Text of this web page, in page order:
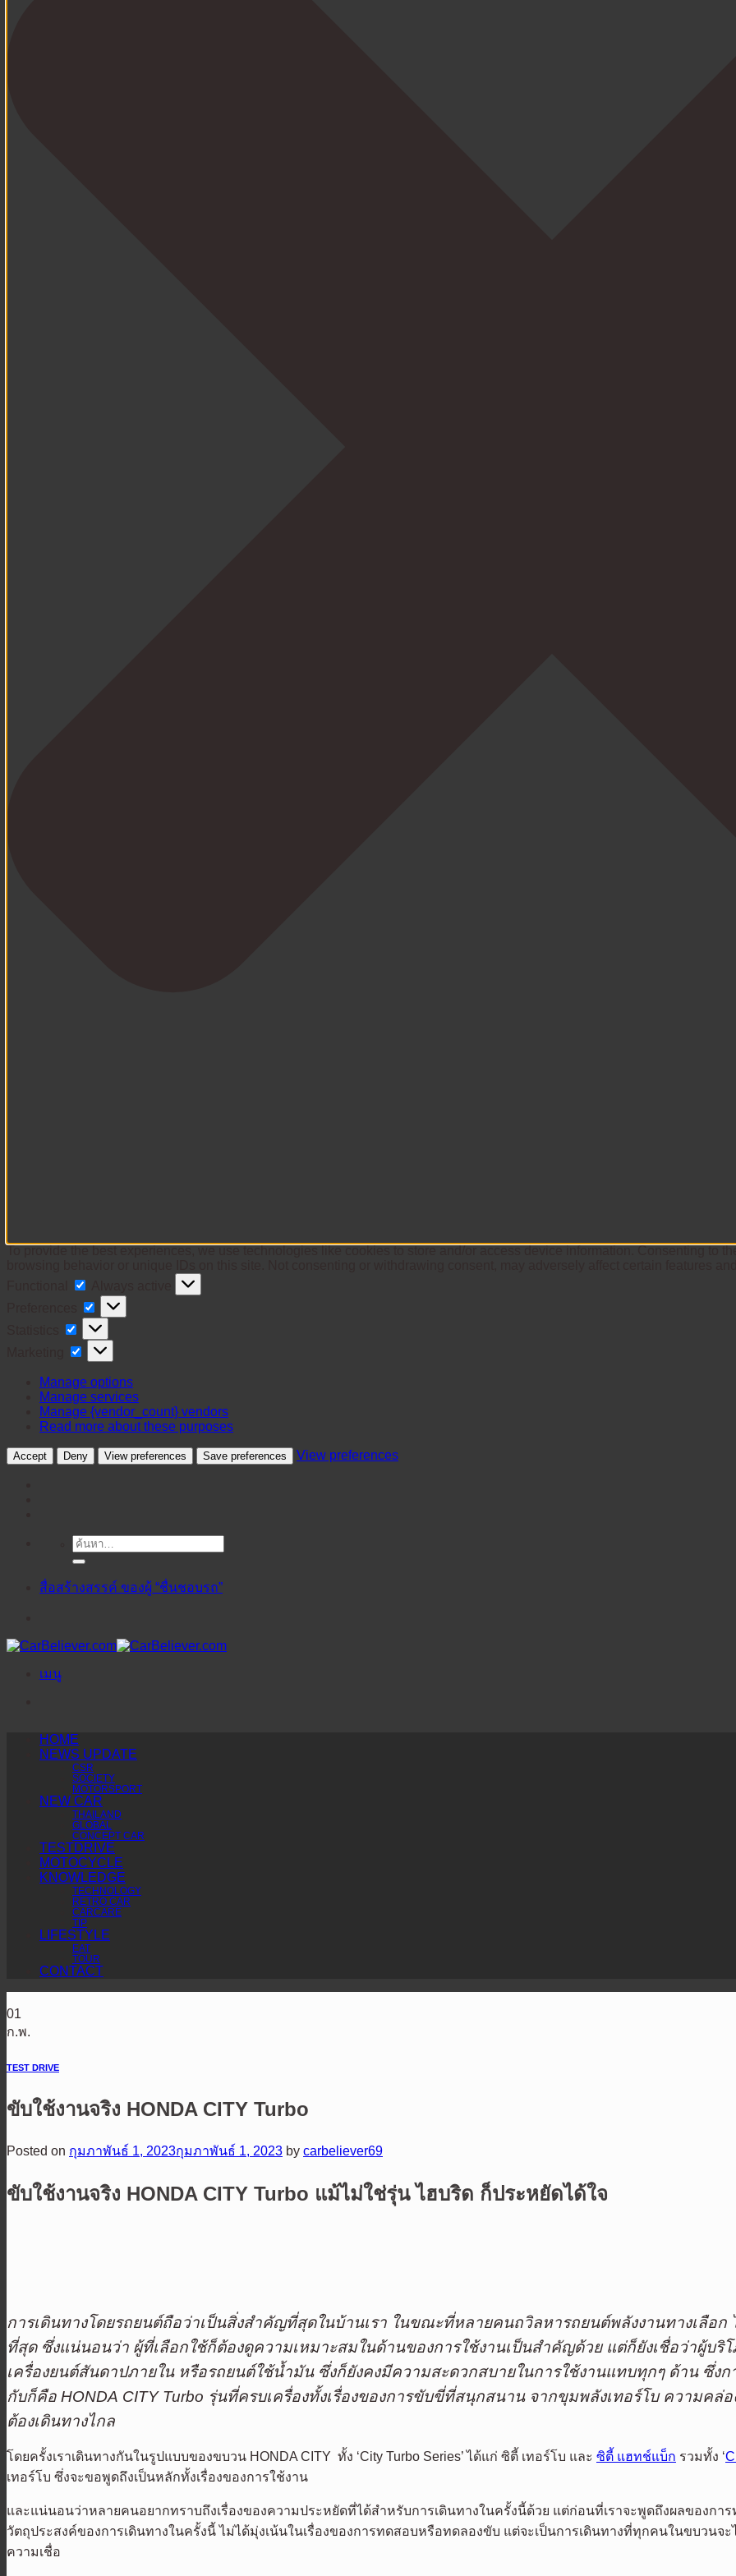
Preferences
Statistics
Marketing
Manage options
Manage services
Manage {vendor_count} vendors
Read more about these purposes
Accept Deny View preferences Save preferences View preferences
ค้นหา:
สื่อสร้างสรรค์ ของผู้ “ชื่นชอบรถ”
เมนู
HOME
NEWS UPDATE
CSR
SOCIETY
MOTORSPORT
NEW CAR
THAILAND
GLOBAL
CONCEPT CAR
TESTDRIVE
MOTOCYCLE
KNOWLEDGE
TECHNOLOGY
RETRO CAR
CARCARE
TIP
LIFESTYLE
EAT
TOUR
CONTACT
01
ก.พ.
TEST DRIVE
ขับใช้งานจริง HONDA CITY Turbo
Posted on กุมภาพันธ์ 1, 2023กุมภาพันธ์ 1, 2023 by carbeliever69
ขับใช้งานจริง HONDA CITY Turbo แม้ไม่ใช่รุ่น ไฮบริด ก็ประหยัดได้ใจ
การเดินทางโดยรถยนต์ถือว่าเป็นสิ่งสำคัญที่สุดในบ้านเรา ในขณะที่หลายคนถวิลหารถยนต์พลังงานทางเลือก
ที่สุด ซึ่งแน่นอนว่า ผู้ที่เลือกใช้ก็ต้องดูความเหมาะสมในด้านของการใช้งานเป็นสำคัญด้วย แต่ก็ยังเชื่อว่าผู้บ
เครื่องยนต์สันดาปภายใน หรือรถยนต์ใช้น้ำมัน ซึ่งก็ยังคงมีความสะดวกสบายในการใช้งานแทบทุกๆ ด้าน ซึ่งก
กับก็คือ HONDA CITY Turbo รุ่นที่ครบเครื่องทั้งเรื่องของการขับขี่ที่สนุกสนาน จากขุมพลังเทอร์โบ ความคล่อ
ต้องเดินทางไกล
โดยครั้งเราเดินทางกันในรูปแบบของขบวน HONDA CITY ทั้ง ‘City Turbo Series’ ได้แก่ ซิตี้ เทอร์โบ และ ซิตี้ แฮทช์แบ็ก รวมทั้ง ‘
เทอร์โบ ซึ่งจะขอพูดถึงเป็นหลักทั้งเรื่องของการใช้งาน
และแน่นอนว่าหลายคนอยากทราบถึงเรื่องของความประหยัดที่ได้สำหรับการเดินทางในครั้งนี้ด้วย แต่ก่อนที่เราจะพูดถึงผลของกา
วัตถุประสงค์ของการเดินทางในครั้งนี้ ไม่ได้มุ่งเน้นในเรื่องของการทดสอบหรือทดลองขับ แต่จะเป็นการเดินทางที่ทุกคนในขบวน
ความเชื่อ